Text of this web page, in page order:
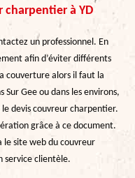
charpentier à YD
un professionnel. En
afin d’éviter différents
couverture alors il faut la
Gee ou dans les environs,
devis couvreur charpentier.
grâce à ce document.
le site web du couvreur
service clientèle.